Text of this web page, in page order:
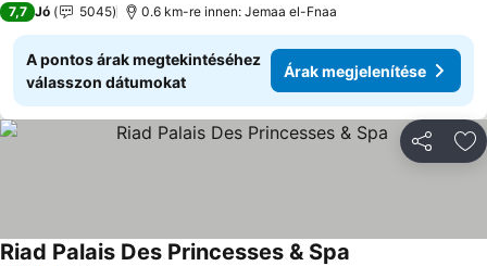
7,7 Jó 5045 0.6 km-re innen: Jemaa el-Fnaa
A pontos árak megtekintéséhez
válasszon dátumokat
Árak megjelenítése
Riad Palais Des Princesses & Spa